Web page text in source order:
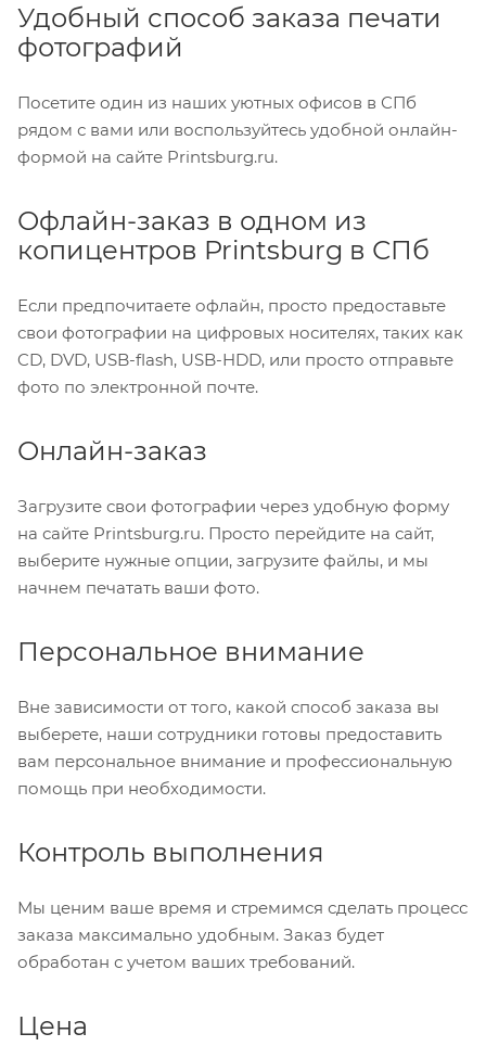
Удобный способ заказа печати
фотографий
Посетите один из наших уютных офисов в СПб
рядом с вами или воспользуйтесь удобной онлайн-
формой на сайте Printsburg.ru.
Офлайн-заказ в одном из
копицентров Printsburg в СПб
Если предпочитаете офлайн, просто предоставьте
свои фотографии на цифровых носителях, таких как
CD, DVD, USB-flash, USB-HDD, или просто отправьте
фото по электронной почте.
Онлайн-заказ
Загрузите свои фотографии через удобную форму
на сайте Printsburg.ru. Просто перейдите на сайт,
выберите нужные опции, загрузите файлы, и мы
начнем печатать ваши фото.
Персональное внимание
Вне зависимости от того, какой способ заказа вы
выберете, наши сотрудники готовы предоставить
вам персональное внимание и профессиональную
помощь при необходимости.
Контроль выполнения
Мы ценим ваше время и стремимся сделать процесс
заказа максимально удобным. Заказ будет
обработан с учетом ваших требований.
Цена